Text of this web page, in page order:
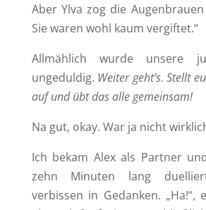
Aber Ylva zog die Augenbrauen
Sie waren wohl kaum vergiftet.“
Allmählich wurde unsere
ungeduldig. Weiter gehtʼs. Stellt
auf und übt das alle gemeinsam!
Na gut, okay. War ja nicht
Ich bekam Alex als Partner
zehn Minuten lang
verbissen in Gedanken. „Ha!“,